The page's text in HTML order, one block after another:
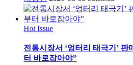
Hot Issue
전통시장서 ‘엉터리 태극기’
터 바로잡아야”